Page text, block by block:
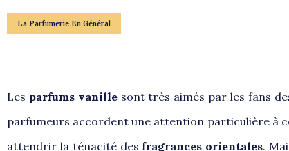
La Parfumerie En Général
Les parfums vanille sont très aimés par les fans
parfumeurs accordent une attention particulière à
attendrir la ténacité des fragrances orientales.